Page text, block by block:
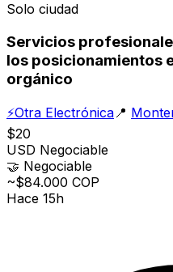
Solo ciudad
Servicios
los posicionamientos
orgánico
⚡Otra Electrónica 📍
$20
USD Negociable
🤝 Negociable
~$84.000 COP
Hace 15h